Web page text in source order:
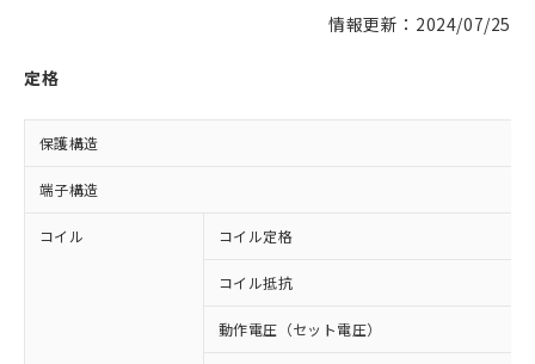
情報更新：2024/07/25
定格
保護構造
端子構造
コイル コイル定格
コイル抵抗
動作電圧（セット電圧）